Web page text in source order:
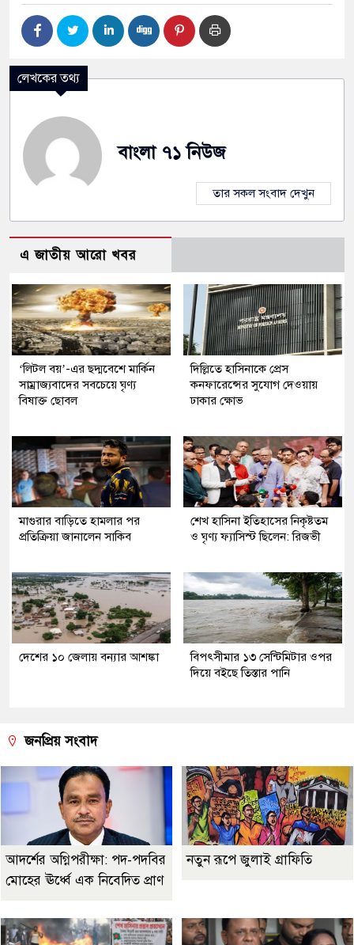
লেখকের তথ্য
বাংলা ৭১ নিউজ
তার সকল সংবাদ দেখুন
এ জাতীয় আরো খবর
‘লিটল বয়’-এর ছদ্মবেশে মার্কিন
সাম্রাজ্যবাদের সবচেয়ে ঘৃণ্য
বিষাক্ত ছোবল
দিল্লিতে হাসিনাকে প্রেস
কনফারেন্সের সুযোগ দেওয়ায়
ঢাকার ক্ষোভ
মাগুরার বাড়িতে হামলার পর
প্রতিক্রিয়া জানালেন সাকিব
শেখ হাসিনা ইতিহাসের নিকৃষ্টতম
ও ঘৃণ্য ফ্যাসিস্ট ছিলেন: রিজভী
দেশের ১০ জেলায় বন্যার আশঙ্কা
বিপৎসীমার ১৩ সেন্টিমিটার ওপর
দিয়ে বইছে তিস্তার পানি
জনপ্রিয় সংবাদ
আদর্শের অগ্নিপরীক্ষা: পদ-পদবির
মোহের ঊর্ধ্বে এক নিবেদিত প্রাণ
নতুন রূপে জুলাই গ্রাফিতি